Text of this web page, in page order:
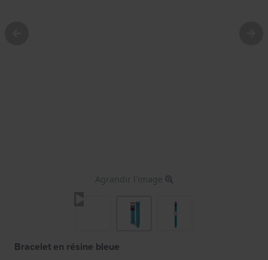
Agrandir l'image
Bracelet en résine bleue